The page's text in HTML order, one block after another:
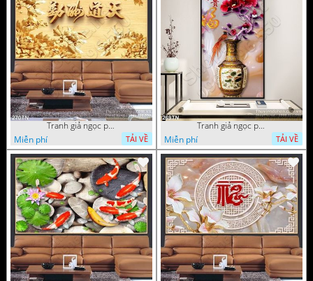
Tranh giả ngọc phù điêu ấn tượng
Miễn phí
TẢI VỀ
Tranh giả ngọc phù điêu rồng đẹp
Miễn phí
TẢI VỀ